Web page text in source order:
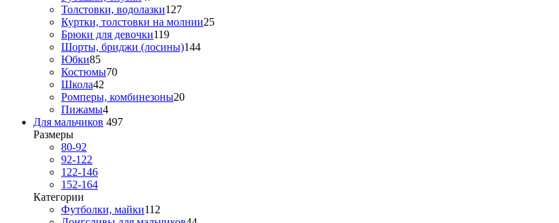
Толстовки, водолазки127
Куртки, толстовки на молнии25
Брюки для девочки119
Шорты, бриджи (лосины)144
Юбки85
Костюмы70
Школа42
Ромперы, комбинезоны20
Пижамы4
Для мальчиков 497
Размеры
80-92
92-122
122-146
152-164
Категории
Футболки, майки112